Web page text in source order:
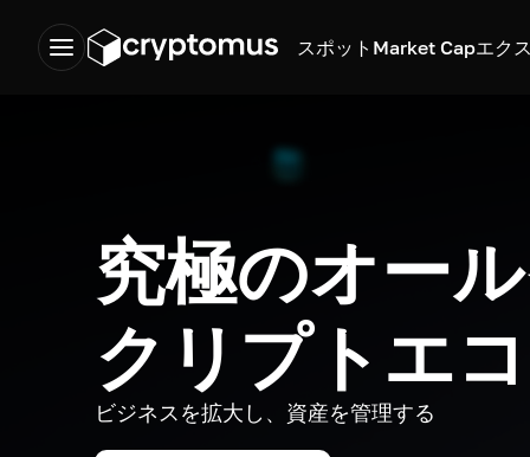
スポット Market Capエク
究極のオー
クリプトエ
ビジネスを拡大し、資産を管理する